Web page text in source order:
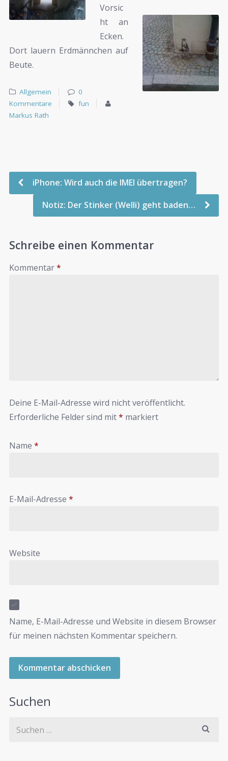
Vorsic
ht an
Ecken.
Dort lauern Erdmännchen auf
Beute.
Allgemein
0
Kommentare
fun
Markus Rath
iPhone: Wird auch die IMEI übertragen?
Notiz: Der Stinker (Welli) geht baden…
Schreibe einen Kommentar
Kommentar*
Deine E-Mail-Adresse wird nicht veröffentlicht.
Erforderliche Felder sind mit* markiert
Name *
E-Mail-Adresse *
Website
Name, E-Mail-Adresse und Website in diesem Browser
für meinen nächsten Kommentar speichern.
Suchen